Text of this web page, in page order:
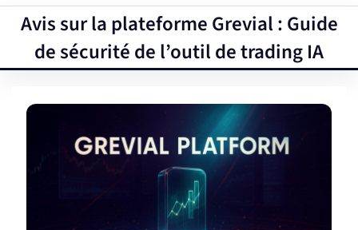
Avis sur la plateforme Grevial : Guide
de sécurité de l’outil de trading IA